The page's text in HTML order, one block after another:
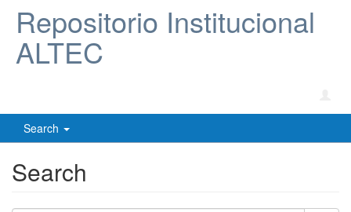
Repositorio Institucional
ALTEC
Search
Search